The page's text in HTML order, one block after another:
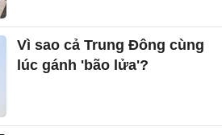
Vì sao cả Trung Đông cùng
lúc gánh 'bão lửa'?